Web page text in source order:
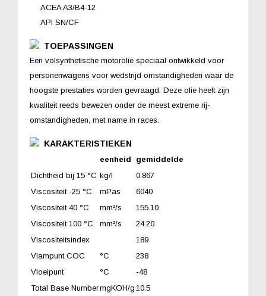
ACEA A3/B4-12
API SN/CF
TOEPASSINGEN
Een volsynthetische motorolie speciaal ontwikkeld voor
personenwagens voor wedstrijd omstandigheden waar de
hoogste prestaties worden gevraagd. Deze olie heeft zijn
kwaliteit reeds bewezen onder de meest extreme rij-
omstandigheden, met name in races.
KARAKTERISTIEKEN
eenheid
gemiddelde
Dichtheid bij 15 °C kg/l
0.867
Viscositeit -25 °C
mPas
6040
Viscositeit 40 °C
mm²/s
155.10
Viscositeit 100 °C
mm²/s
24.20
Viscositeitsindex
189
Vlampunt COC
°C
238
Vloeipunt
°C
-48
Total Base NumbermgKOH/g 10.5